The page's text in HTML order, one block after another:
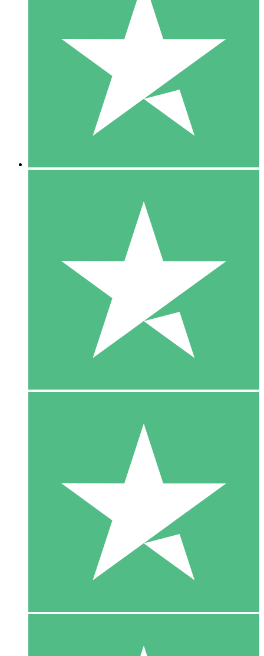
Individuella Kreditpaket
Betala per användning med nedladdningskrediter. Inget
1 Nedladdningar
10 00
10 Nedladdningar
20 00